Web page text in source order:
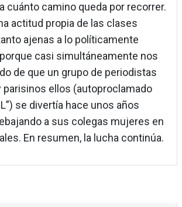
cuánto camino queda por recorrer.
actitud propia de las clases
ajenas a lo políticamente
casi simultáneamente nos
de que un grupo de periodistas
parisinos ellos (autoproclamado
se divertía hace unos años
a sus colegas mujeres en
En resumen, la lucha continúa.